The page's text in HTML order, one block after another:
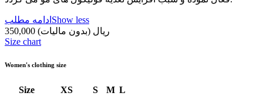
ادامه مطلب Show less
350,000 ریال (بدون مالیات)
Size chart
Women's clothing size
Size XS S M L